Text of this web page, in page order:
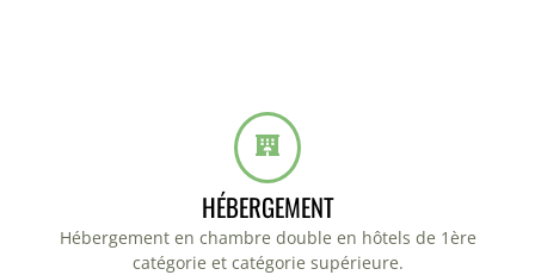
HÉBERGEMENT
Hébergement en chambre double en hôtels de 1ère
catégorie et catégorie supérieure.